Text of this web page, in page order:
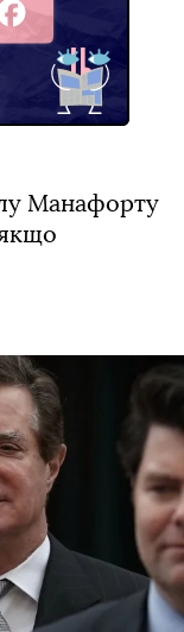
Манафорту